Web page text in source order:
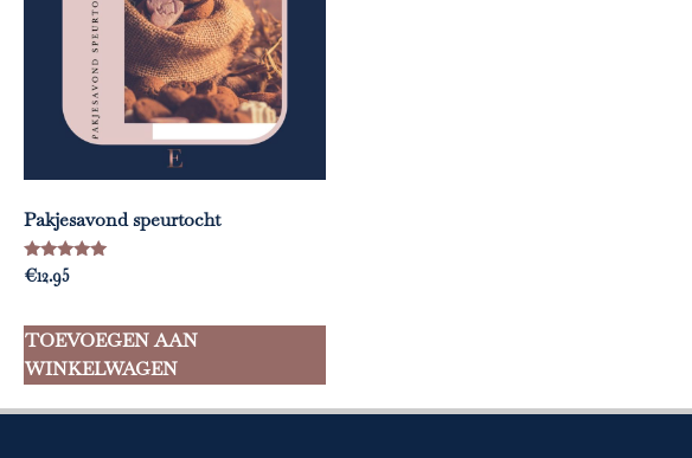
Pakjesavond speurtocht
Gewaardeerd
5.00
€12.95
TOEVOEGEN AAN
WINKELWAGEN